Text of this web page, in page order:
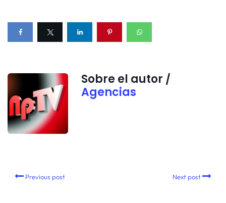
Sobre el autor /
Agencias
Previous post Next post